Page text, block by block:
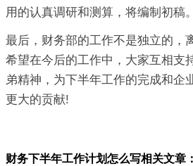
用的认真调研和测算，将编制初稿。
最后，财务部的工作不是独立的，
希望在今后的工作中，大家互相支
弟精神，为下半年工作的完成和企
更大的贡献!
财务下半年工作计划怎么写相关文章：